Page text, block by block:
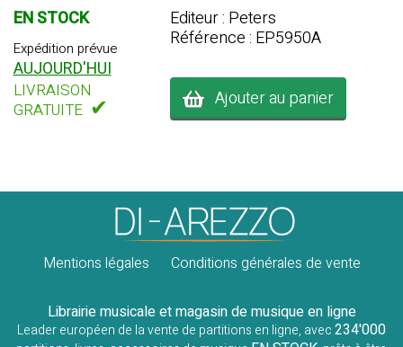
EN STOCK
Expédition prévue
AUJOURD'HUI
LIVRAISON
GRATUITE ✔
Editeur : Peters
Référence : EP5950A
Ajouter au panier
Mentions légales Conditions générales de vente
Librairie musicale et magasin de musique en ligne
Leader européen de la vente de partitions en ligne, avec234'000